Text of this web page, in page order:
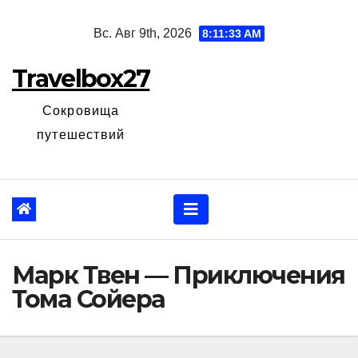
Вс. Авг 9th, 2026 8:11:34 AM
Travelbox27
Сокровища
путешествий
Марк Твен — Приключения
Тома Сойера